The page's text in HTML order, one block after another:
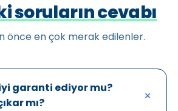
soruların cevabı
önce en çok merak edilenler.
garanti ediyor mu?
mı?